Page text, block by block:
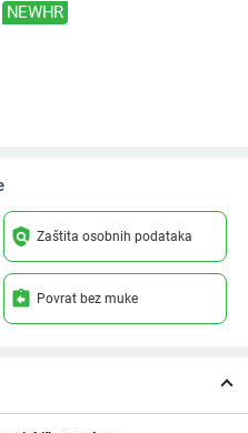
NEWHR
policy Zaštita osobnih podataka
assignment_return Povrat bez muke